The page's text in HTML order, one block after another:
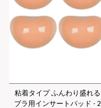
粘着タイプ ふんわり盛れる
ブラ用インサートパッド - 2